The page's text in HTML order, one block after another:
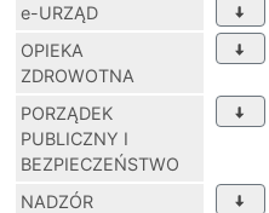
e-URZĄD
OPIEKA
ZDROWOTNA
PORZĄDEK
PUBLICZNY I
BEZPIECZEŃSTWO
NADZÓR